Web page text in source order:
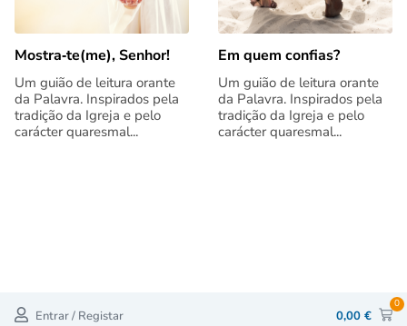
Mostra‑te(me), Senhor!
Um guião de leitura orante
da Palavra. Inspirados pela
tradição da Igreja e pelo
carácter quaresmal...
Em quem confias?
Um guião de leitura orante
da Palavra. Inspirados pela
tradição da Igreja e pelo
carácter quaresmal...
Entrar / Registar 0,00 €
0